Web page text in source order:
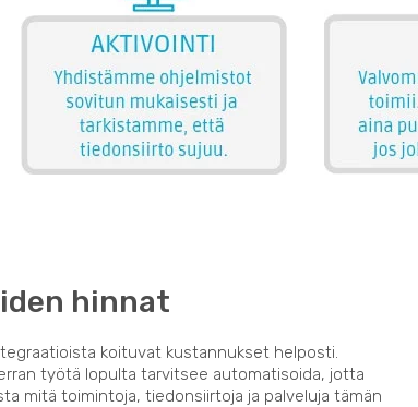
hinnat
koituvat kustannukset helposti.
työtä lopulta tarvitsee automatisoida, jotta
mitä toimintoja, tiedonsiirtoja ja palveluja tämän